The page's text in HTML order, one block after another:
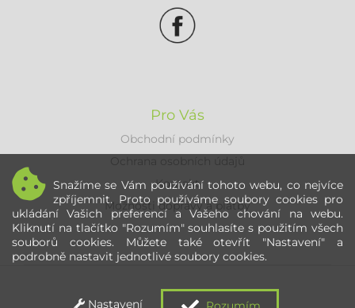
Snažíme se Vám používání tohoto webu, co nejvíce
zpříjemnit. Proto používáme soubory cookies pro
ukládání Vašich preferencí a Vašeho chování na webu.
Kliknutí na tlačítko "Rozumím" souhlasíte s použitím všech
souborů cookies. Můžete také otevřít "Nastavení" a
podrobně nastavit jednotlivé soubory cookies.
Nastavení
Pro Vás
Obchodní podmínky
Kontakt
Možnosti dopravy a platby